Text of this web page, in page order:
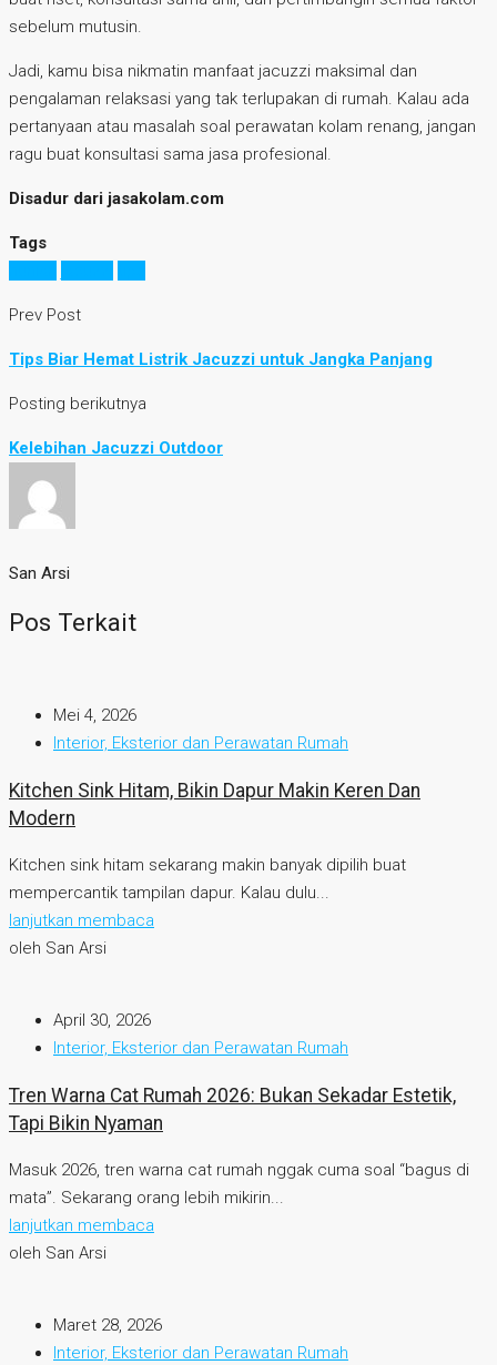
sebelum mutusin.
Jadi, kamu bisa nikmatin manfaat jacuzzi maksimal dan
pengalaman relaksasi yang tak terlupakan di rumah. Kalau ada
pertanyaan atau masalah soal perawatan kolam renang, jangan
ragu buat konsultasi sama jasa profesional.
Disadur dari jasakolam.com
Tags
Prev Post
Tips Biar Hemat Listrik Jacuzzi untuk Jangka Panjang
Posting berikutnya
Kelebihan Jacuzzi Outdoor
San Arsi
Pos Terkait
Mei 4, 2026
Interior, Eksterior dan Perawatan Rumah
Kitchen Sink Hitam, Bikin Dapur Makin Keren Dan
Modern
Kitchen sink hitam sekarang makin banyak dipilih buat
mempercantik tampilan dapur. Kalau dulu...
lanjutkan membaca
oleh San Arsi
April 30, 2026
Interior, Eksterior dan Perawatan Rumah
Tren Warna Cat Rumah 2026: Bukan Sekadar Estetik,
Tapi Bikin Nyaman
Masuk 2026, tren warna cat rumah nggak cuma soal “bagus di
mata”. Sekarang orang lebih mikirin...
lanjutkan membaca
oleh San Arsi
Maret 28, 2026
Interior, Eksterior dan Perawatan Rumah